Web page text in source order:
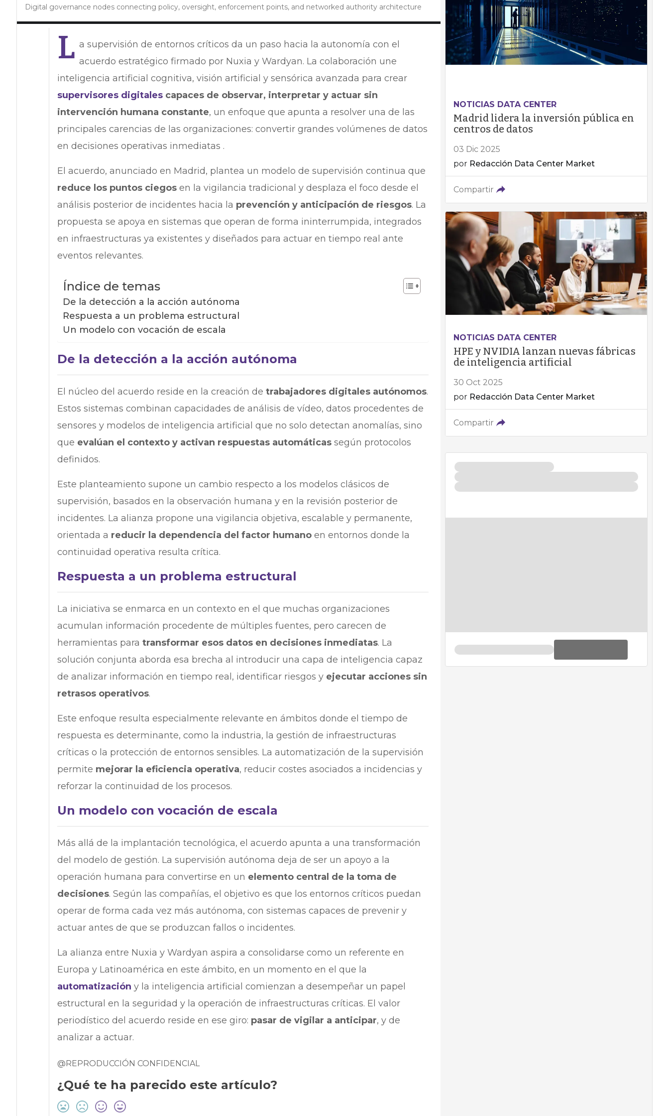
Digital governance nodes connecting policy, oversight, enforcement points, and networked authority architecture
L a supervisión de entornos críticos da un paso hacia la autonomía con el
acuerdo estratégico firmado por Nuxia y Wardyan. La colaboración une
inteligencia artificial cognitiva, visión artificial y sensórica avanzada para crear
supervisores digitales capaces de observar, interpretar y actuar sin
intervención humana constante, un enfoque que apunta a resolver una de las
principales carencias de las organizaciones: convertir grandes volúmenes de datos
en decisiones operativas inmediatas .
El acuerdo, anunciado en Madrid, plantea un modelo de supervisión continua que
reduce los puntos ciegosen la vigilancia tradicional y desplaza el foco desde el
análisis posterior de incidentes hacia la prevención y anticipación de riesgos. La
propuesta se apoya en sistemas que operan de forma ininterrumpida, integrados
en infraestructuras ya existentes y diseñados para actuar en tiempo real ante
eventos relevantes.
Índice de temas
De la detección a la acción autónoma
Respuesta a un problema estructural
Un modelo con vocación de escala
De la detección a la acción autónoma
El núcleo del acuerdo reside en la creación de trabajadores digitales autónomos.
Estos sistemas combinan capacidades de análisis de vídeo, datos procedentes de
sensores y modelos de inteligencia artificial que no solo detectan anomalías, sino
que evalúan el contexto y activan respuestas automáticassegún protocolos
definidos.
Este planteamiento supone un cambio respecto a los modelos clásicos de
supervisión, basados en la observación humana y en la revisión posterior de
incidentes. La alianza propone una vigilancia objetiva, escalable y permanente,
orientada a reducir la dependencia del factor humanoen entornos donde la
continuidad operativa resulta crítica.
Respuesta a un problema estructural
La iniciativa se enmarca en un contexto en el que muchas organizaciones
acumulan información procedente de múltiples fuentes, pero carecen de
herramientas para transformar esos datos en decisiones inmediatas. La
solución conjunta aborda esa brecha al introducir una capa de inteligencia capaz
de analizar información en tiempo real, identificar riesgos y ejecutar acciones sin
retrasos operativos.
Este enfoque resulta especialmente relevante en ámbitos donde el tiempo de
respuesta es determinante, como la industria, la gestión de infraestructuras
críticas o la protección de entornos sensibles. La automatización de la supervisión
permite mejorar la eficiencia operativa, reducir costes asociados a incidencias y
reforzar la continuidad de los procesos.
Un modelo con vocación de escala
Más allá de la implantación tecnológica, el acuerdo apunta a una transformación
del modelo de gestión. La supervisión autónoma deja de ser un apoyo a la
operación humana para convertirse en un elemento central de la toma de
decisiones. Según las compañías, el objetivo es que los entornos críticos puedan
operar de forma cada vez más autónoma, con sistemas capaces de prevenir y
actuar antes de que se produzcan fallos o incidentes.
La alianza entre Nuxia y Wardyan aspira a consolidarse como un referente en
Europa y Latinoamérica en este ámbito, en un momento en el que la
automatización y la inteligencia artificial comienzan a desempeñar un papel
estructural en la seguridad y la operación de infraestructuras críticas. El valor
periodístico del acuerdo reside en ese giro: pasar de vigilar a anticipar, y de
analizar a actuar.
@REPRODUCCIÓN CONFIDENCIAL
¿Qué te ha parecido este artículo?
NOTICIAS DATA CENTER
Madrid lidera la inversión pública en
centros de datos
03 Dic 2025
por Redacción Data Center Market
Compartir
NOTICIAS DATA CENTER
HPE y NVIDIA lanzan nuevas fábricas
de inteligencia artificial
30 Oct 2025
por Redacción Data Center Market
Compartir